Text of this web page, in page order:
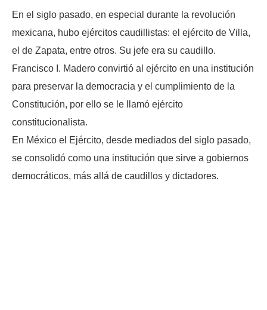
En el siglo pasado, en especial durante la revolución
mexicana, hubo ejércitos caudillistas: el ejército de Villa,
el de Zapata, entre otros. Su jefe era su caudillo.
Francisco I. Madero convirtió al ejército en una institución
para preservar la democracia y el cumplimiento de la
Constitución, por ello se le llamó ejército
constitucionalista.
En México el Ejército, desde mediados del siglo pasado,
se consolidó como una institución que sirve a gobiernos
democráticos, más allá de caudillos y dictadores.